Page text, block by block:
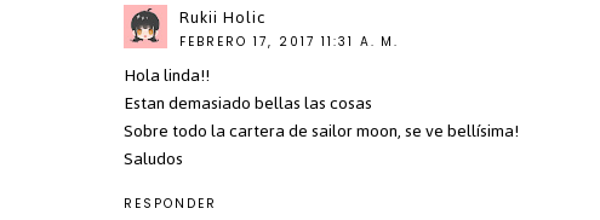
Rukii Holic
FEBRERO 17, 2017 11:31 A. M.
Hola linda!!
Estan demasiado bellas las cosas
Sobre todo la cartera de sailor moon, se ve bellísima!
Saludos
RESPONDER